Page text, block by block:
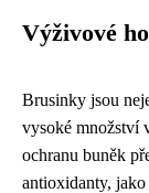
Výživové
Brusinky jsou
vysoké množství
ochranu buněk
antioxidanty,